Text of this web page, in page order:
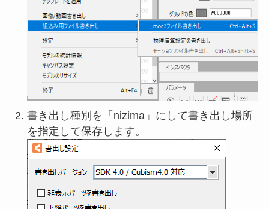
書き出し種別を「nizima」にして書き出し場所
を指定して保存します。